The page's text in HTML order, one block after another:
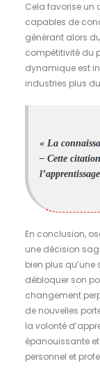
Cela favorise un
capables de
générant alors
compétitivité du
dynamique est
industries plus
« La
– Cette
En conclusion,
une décision
bien plus qu’une
débloquer son
changement
de nouvelles
la volonté
épanouissante
personnel et